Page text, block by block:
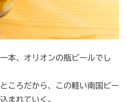
本、オリオンの瓶ビールでし
ころだから、この軽い南国ビー
まれていく。